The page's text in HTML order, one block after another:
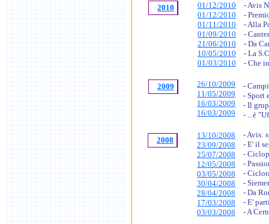
01/12/2010
01/12/2010
01/11/2010
01/09/2010
21/06/2010
10/05/2010
01/03/2010
- Avis
-
- Alla
-
- Da
- La
- Che
2010
26/10/2009
11/05/2009
16/03/2009
16/03/2009
2009
-
- Sport
- Il
- ...è
- Avis:
- E' il
-
-
-
-
- Da
- E'
- A
13/10/2008
23/09/2008
25/07/2008
12/05/2008
03/05/2008
30/04/2008
28/04/2008
17/03/2008
03/03/2008
2008